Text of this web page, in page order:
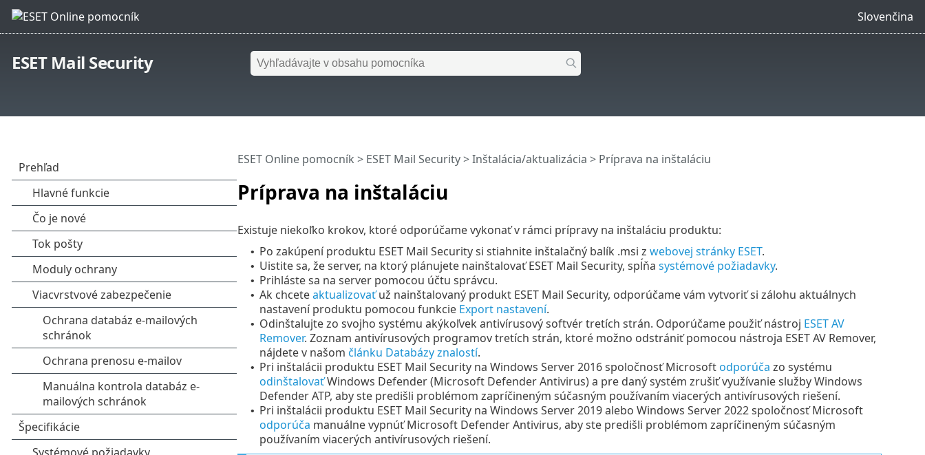
Slovenčina
ESET Mail Security
Príprava na inštaláciu
ESET Online pomocník > ESET Mail Security>Inštalácia/aktualizácia > Príprava na inštaláciu
Existuje niekoľko krokov, ktoré odporúčame vykonať v rámci prípravy na inštaláciu produktu:
• Po zakúpení produktu ESET Mail Security si stiahnite inštalačný balík .msi z webovej stránky ESET.
• Uistite sa, že server, na ktorý plánujete nainštalovať ESET Mail Security, spĺňa systémové požiadavky.
• Prihláste sa na server pomocou účtu správcu.
• Ak chceteaktualizovaťuž nainštalovaný produkt ESET Mail Security, odporúčame vám vytvoriť si zálohu aktuálnych
nastavení produktu pomocou funkcie Export nastavení.
• Odinštalujte zo svojho systému akýkoľvek antivírusový softvér tretích strán. Odporúčame použiť nástroj ESET AV
Remover. Zoznam antivírusových programov tretích strán, ktoré možno odstrániť pomocou nástroja ESET AV Remover,
nájdete v našom článku Databázy znalostí.
• Pri inštalácii produktu ESET Mail Security na Windows Server 2016 spoločnosť Microsoftodporúča zo systému
odinštalovaťWindows Defender (Microsoft Defender Antivirus) a pre daný systém zrušiť využívanie služby Windows
Defender ATP, aby ste predišli problémom zapríčineným súčasným používaním viacerých antivírusových riešení.
• Pri inštalácii produktu ESET Mail Security na Windows Server 2019 alebo Windows Server 2022 spoločnosť Microsoft
odporúča manuálne vypnúť Microsoft Defender Antivirus, aby ste predišli problémom zapríčineným súčasným
používaním viacerých antivírusových riešení.